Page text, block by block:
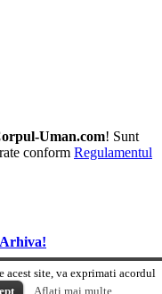
Uman.com! Sunt
conform Regulamentul
acest site, va exprimati acordul
Aflati mai multe...